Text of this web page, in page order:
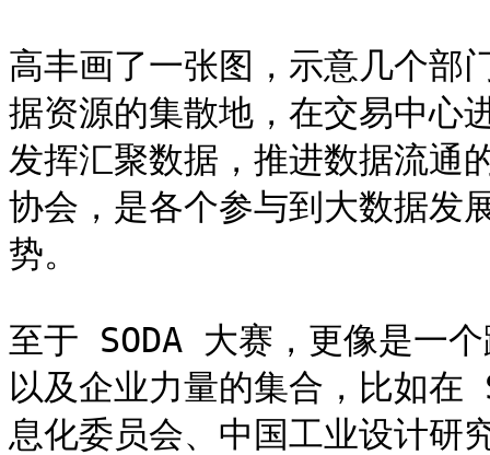
高丰画了一张图，示意几个部
据资源的集散地，在交易中心
发挥汇聚数据，推进数据流通
协会，是各个参与到大数据发
势。
至于 SODA 大赛，更像是一
以及企业力量的集合，比如在
息化委员会、中国工业设计研